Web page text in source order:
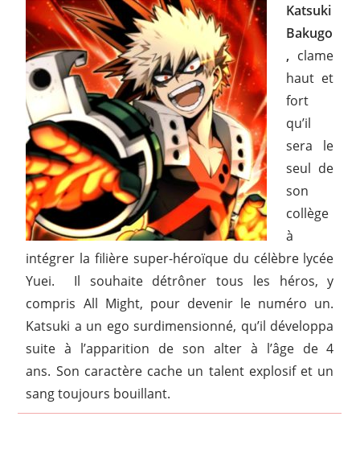
Katsuki
Bakugo
, clame
haut et
fort
qu’il
sera le
seul de
son
collège
à
intégrer la filière super-héroïque du célèbre lycée
Yuei.
Il souhaite détrôner tous les héros, y
compris All Might, pour devenir le numéro un.
Katsuki a un ego surdimensionné, qu’il développa
suite à l’apparition de son alter à l’âge de 4
ans. Son caractère cache un talent explosif et un
sang toujours bouillant.